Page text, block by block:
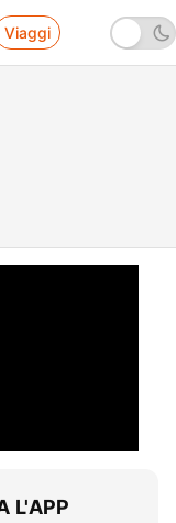
Viaggi
L'APP